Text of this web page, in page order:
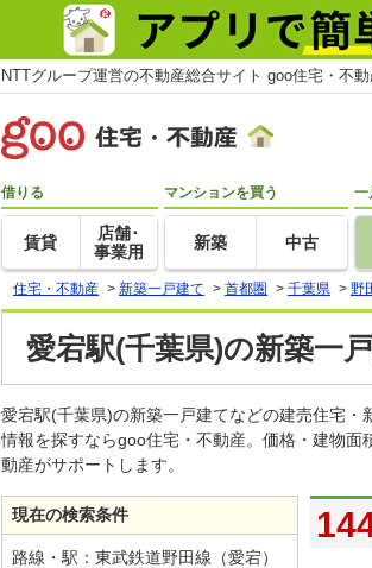
NTTグループ運営の不動産総合サイト goo住宅・不動
借りる
賃貸
店舗･
事業用
マンションを買う
新築 中古
一
住宅・不動産 > 新築一戸建て > 首都圏 > 千葉県 > 野
愛宕駅(千葉県)の新築一
愛宕駅(千葉県)の新築一戸建てなどの建売住宅
情報を探すならgoo住宅・不動産。価格・建物
動産がサポートします。
現在の検索条件
路線・駅：東武鉄道野田線（愛宕）